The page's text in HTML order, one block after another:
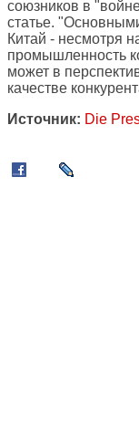
союзников в
статье.
Китай - несмотря
промышленность
может в
качестве
Источник: Die